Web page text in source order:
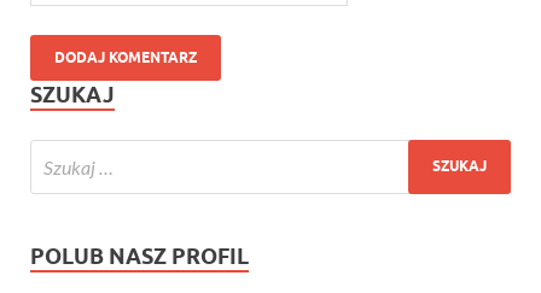
SZUKAJ
POLUB NASZ PROFIL